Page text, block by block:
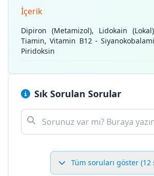
İçerik
Dipiron (Metamizol), Lidokain
Tiamin, Vitamin B12 -
Piridoksin
Sık Sorulan Sorular
Tüm soruları göster (12